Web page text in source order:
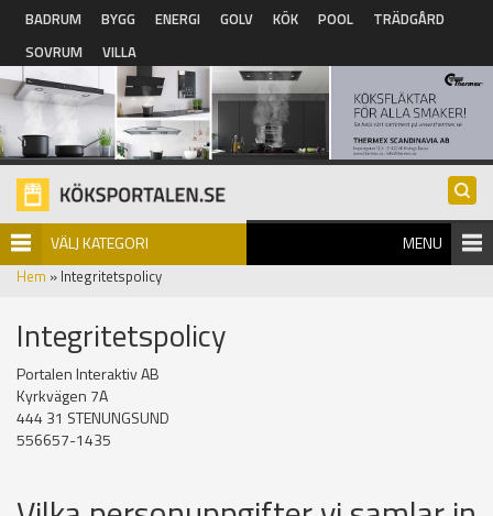
Hoppa till huvudinnehåll
BADRUM BYGG ENERGI GOLV KÖK POOL
TRÄDGÅRD
SOVRUM
VILLA
VÄLJ KATEGORI MENU
Hem » Integritetspolicy
Integritetspolicy
Portalen Interaktiv AB
Kyrkvägen 7A
444 31 STENUNGSUND
556657-1435